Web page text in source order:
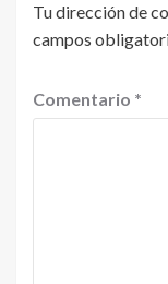
Tu dirección de
campos
Comentario *